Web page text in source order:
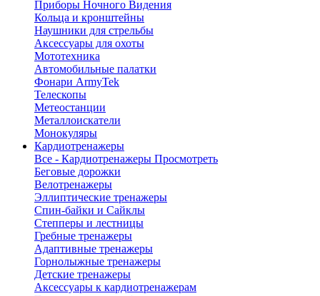
Приборы Ночного Видения
Кольца и кронштейны
Наушники для стрельбы
Аксессуары для охоты
Мототехника
Автомобильные палатки
Фонари ArmyTek
Телескопы
Метеостанции
Металлоискатели
Монокуляры
Кардиотренажеры
Все - Кардиотренажеры Просмотреть
Беговые дорожки
Велотренажеры
Эллиптические тренажеры
Спин-байки и Сайклы
Степперы и лестницы
Гребные тренажеры
Адаптивные тренажеры
Горнолыжные тренажеры
Детские тренажеры
Аксессуары к кардиотренажерам